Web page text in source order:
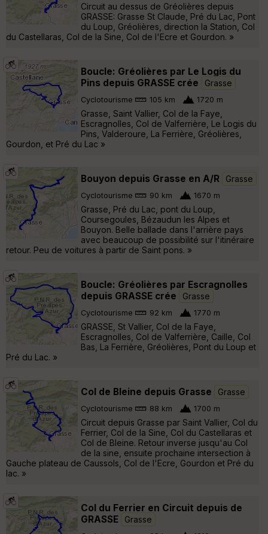
Circuit au dessus de Gréolières depuis
GRASSE: Grasse St Claude, Pré du Lac, Pont
du Loup, Gréolières, direction la Station, Col
du Castellaras, Col de la Sine, Col de l'Ecre et Gourdon. »
Boucle: Gréolières par Le Logis du
Pins depuis GRASSE crée
Grasse
Cyclotourisme 105 km 1720 m
Grasse, Saint Vallier, Col de la Faye,
Escragnolles, Col de Valferrière, Le Logis du
Pins, Valderoure, La Ferrière, Gréolières,
Gourdon, et Pré du Lac »
Bouyon depuis Grasse en A/R Grasse
Cyclotourisme 90 km 1670 m
Grasse, Pré du Lac, pont du Loup,
Coursegoules, Bézaudun les Alpes et
Bouyon. Belle ballade dans l'arrière pays
avec beaucoup de possibilité sur l'itinéraire
retour. Peu de voitures à partir de Saint pons. »
Boucle: Gréolières par Escragnolles
depuis GRASSE crée
Grasse
Cyclotourisme 92 km 1770 m
GRASSE, St Vallier, Col de la Faye,
Escragnolles, Col de Valferrière, Caille, Col
Bas, La Ferrière, Gréolières, Pont du Loup et
Pré du Lac. »
Col de Bleine depuis Grasse Grasse
Cyclotourisme 88 km 1700 m
Circuit depuis Grasse par Saint Vallier, Col du
Ferrier, Col de la Sine, Col du Castellaras et
Col de Bleine. Retour inverse jusqu'au Col
de la sine, ensuite prochaine intersection à
Gauche plateau de Caussols, Col de l'Ecre, Gourdon et Pré du
lac. »
Col du Ferrier en Circuit depuis de
GRASSE
Grasse